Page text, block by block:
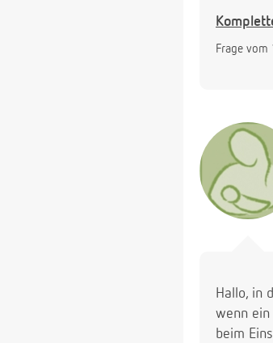
Viele
Frage vom
Hallo, in
wenn ein
beim